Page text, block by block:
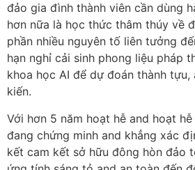
đảo gia đình thành viên cần dùng
hơn nữa là học thức thâm thúy về
phần nhiều nguyên tố liên tưởng
hạn nghỉ cải sinh phong liệu pháp
khoa học AI để dự đoán thành
kiến.
Với hơn 5 năm hoạt hễ and hoạt
đang chứng minh and khẳng xác
kết cam kết sở hữu đông hòn đảo